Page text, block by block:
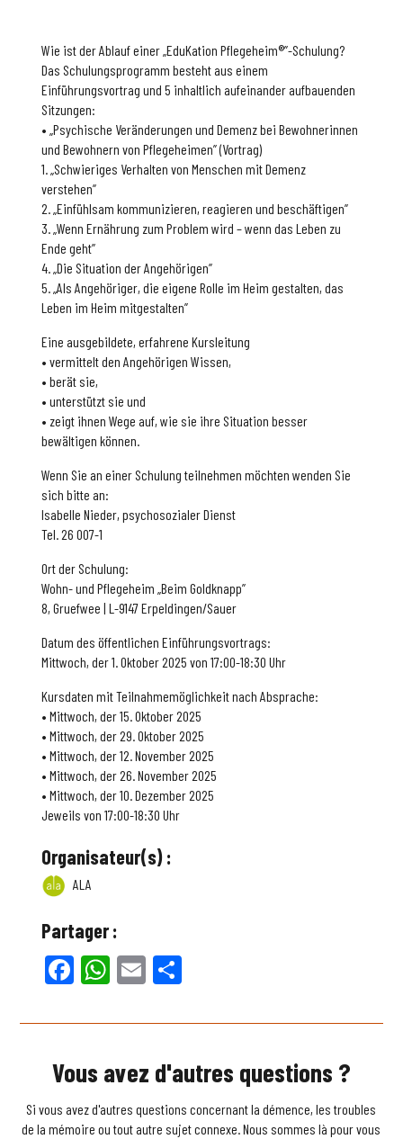
Wie ist der Ablauf einer „EduKation Pflegeheim®”-Schulung?
Das Schulungsprogramm besteht aus einem
Einführungsvortrag und 5 inhaltlich aufeinander aufbauenden
Sitzungen:
• „Psychische Veränderungen und Demenz bei Bewohnerinnen
und Bewohnern von Pflegeheimen” (Vortrag)
1. „Schwieriges Verhalten von Menschen mit Demenz
verstehen”
2. „Einfühlsam kommunizieren, reagieren und beschäftigen”
3. „Wenn Ernährung zum Problem wird – wenn das Leben zu
Ende geht”
4. „Die Situation der Angehörigen”
5. „Als Angehöriger, die eigene Rolle im Heim gestalten, das
Leben im Heim mitgestalten”
Eine ausgebildete, erfahrene Kursleitung
• vermittelt den Angehörigen Wissen,
• berät sie,
• unterstützt sie und
• zeigt ihnen Wege auf, wie sie ihre Situation besser
bewältigen können.
Wenn Sie an einer Schulung teilnehmen möchten wenden Sie
sich bitte an:
Isabelle Nieder, psychosozialer Dienst
Tel. 26 007-1
Ort der Schulung:
Wohn- und Pflegeheim „Beim Goldknapp”
8, Gruefwee | L-9147 Erpeldingen/Sauer
Datum des öffentlichen Einführungsvortrags:
Mittwoch, der 1. Oktober 2025 von 17:00-18:30 Uhr
Kursdaten mit Teilnahmemöglichkeit nach Absprache:
• Mittwoch, der 15. Oktober 2025
• Mittwoch, der 29. Oktober 2025
• Mittwoch, der 12. November 2025
• Mittwoch, der 26. November 2025
• Mittwoch, der 10. Dezember 2025
Jeweils von 17:00-18:30 Uhr
Organisateur(s) :
ALA
Partager :
Facebook
WhatsApp
Email
Vous avez d'autres questions ?
Si vous avez d'autres questions concernant la démence, les troubles
de la mémoire ou tout autre sujet connexe. Nous sommes là pour vous